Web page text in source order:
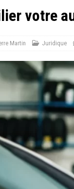
votre
Martin Juridique